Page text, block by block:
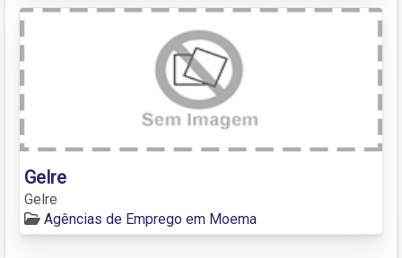
Gelre
Gelre
Agências de Emprego em Moema